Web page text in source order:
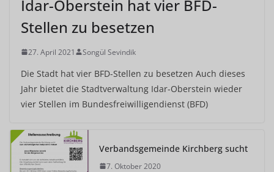
Idar-Oberstein hat vier BFD-
Stellen zu besetzen
27. April 2021 Songül Sevindik
Die Stadt hat vier BFD-Stellen zu besetzen Auch dieses
Jahr bietet die Stadtverwaltung Idar-Oberstein wieder
vier Stellen im Bundesfreiwilligendienst (BFD)
Verbandsgemeinde Kirchberg sucht
7. Oktober 2020